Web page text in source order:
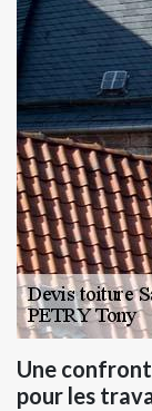
Une
pour les